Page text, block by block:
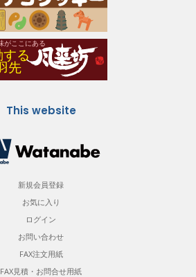
This website
新規会員登録
お気に入り
ログイン
お問い合わせ
FAX注文用紙
FAX見積・お問合せ用紙